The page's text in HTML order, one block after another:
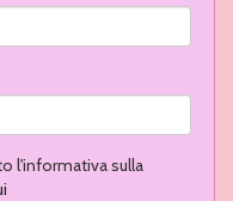
l'informativa sulla